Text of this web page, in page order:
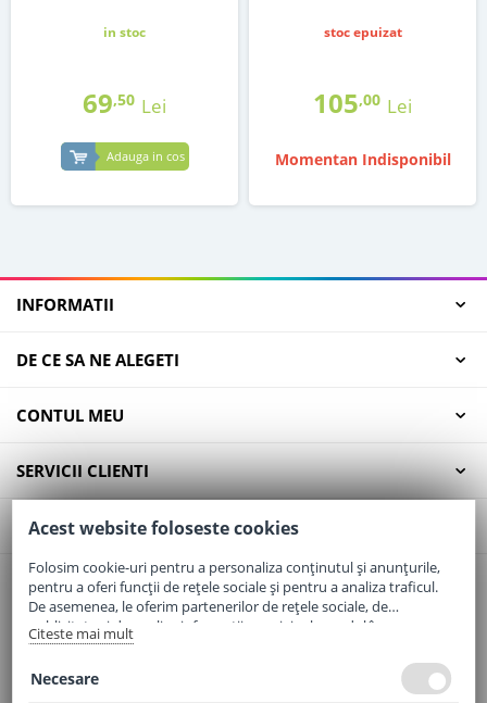
in stoc
69,50 Lei
Adauga in cos
stoc epuizat
105,00 Lei
Momentan Indisponibil
INFORMATII
DE CE SA NE ALEGETI
CONTUL MEU
SERVICII CLIENTI
CONTACT
Email:office@elaptepraf.ro
Telefon:0745-964-449
Adresa:Sos. Borsului, Nr. 20, Oradea, Jud. Bihor
Acest website foloseste cookies
Folosim cookie-uri pentru a personaliza conținutul și anunțurile,
pentru a oferi funcții de rețele sociale și pentru a analiza traficul.
De asemenea, le oferim partenerilor de rețele sociale, de
publicitate și de analize informații cu privire la modul în care
folosiți site-ul nostru. Aceștia le pot combina cu alte informații
Citeste mai mult
Necesare